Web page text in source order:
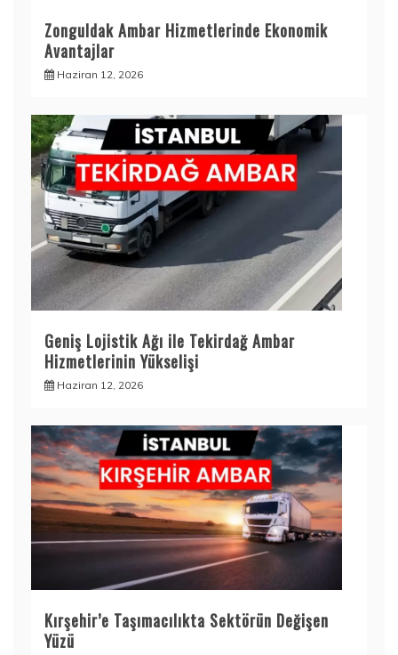
Zonguldak Ambar Hizmetlerinde Ekonomik
Avantajlar
Haziran 12, 2026
Geniş Lojistik Ağı ile Tekirdağ Ambar
Hizmetlerinin Yükselişi
Haziran 12, 2026
Kırşehir’e Taşımacılıkta Sektörün Değişen
Yüzü